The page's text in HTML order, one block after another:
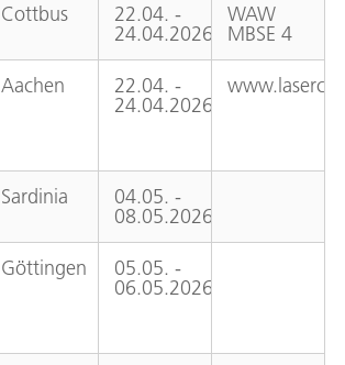
Cottbus 22.04. -
24.04.2026
WAW
MBSE 4
Aachen 22.04. -
24.04.2026
Sardinia 04.05. -
08.05.2026
Göttingen 05.05. -
06.05.2026